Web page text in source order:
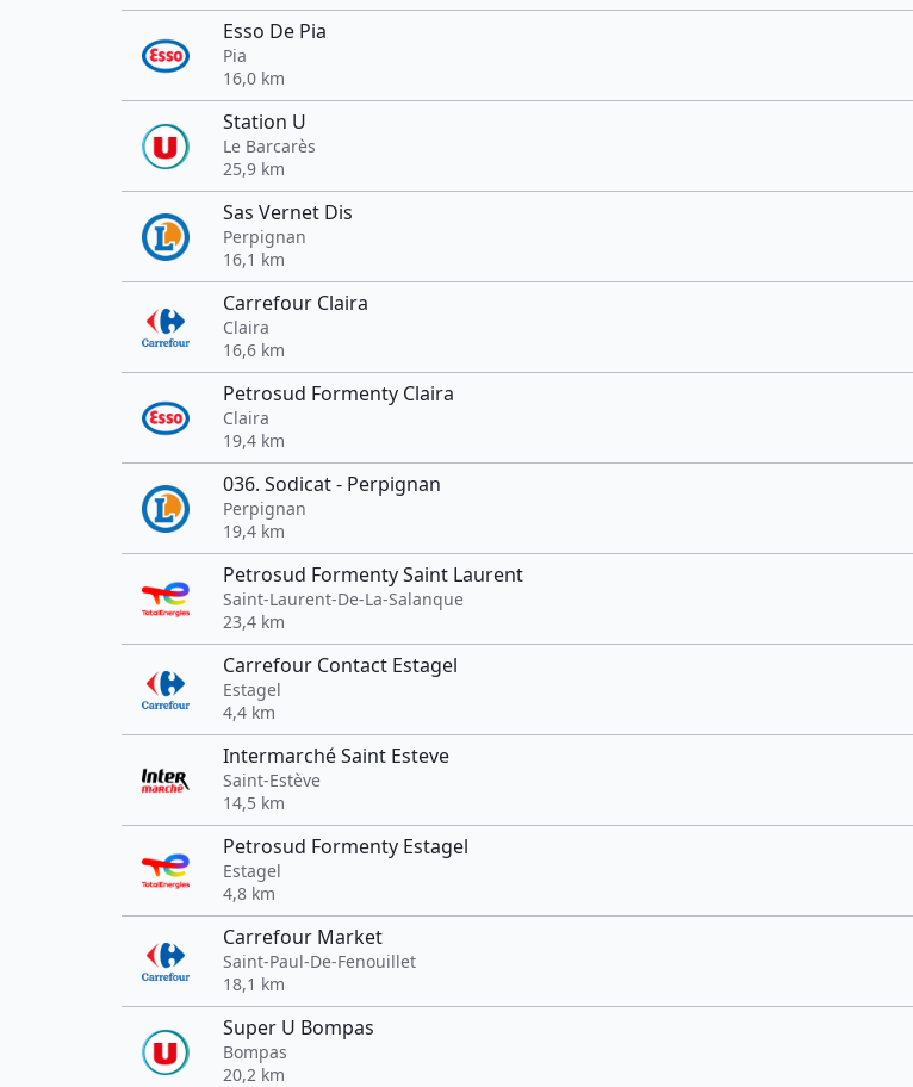
Esso De Pia
Pia
16,0 km
Station U
Le Barcarès
25,9 km
Sas Vernet Dis
Perpignan
16,1 km
Carrefour Claira
Claira
16,6 km
Petrosud Formenty Claira
Claira
19,4 km
036. Sodicat - Perpignan
Perpignan
19,4 km
Petrosud Formenty Saint Laurent
Saint-Laurent-De-La-Salanque
23,4 km
Carrefour Contact Estagel
Estagel
4,4 km
Intermarché Saint Esteve
Saint-Estève
14,5 km
Petrosud Formenty Estagel
Estagel
4,8 km
Carrefour Market
Saint-Paul-De-Fenouillet
18,1 km
Super U Bompas
Bompas
20,2 km